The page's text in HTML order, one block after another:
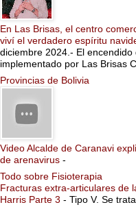
En Las Brisas, el centro
viví el verdadero espíritu
diciembre 2024.- El
implementado por Las Brisas
Provincias de Bolivia
Video Alcalde de Caranavi
de arenavirus -
Todo sobre Fisioterapia
Fracturas extra-articulares de
Harris Parte 3 - Tipo V. Se